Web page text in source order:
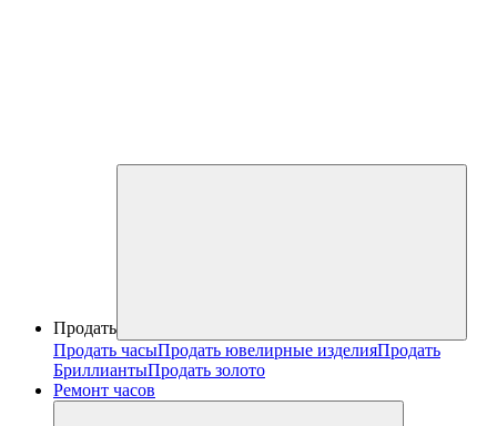
Продать
Продать часыПродать ювелирные изделияПродать
БриллиантыПродать золото
Ремонт часов